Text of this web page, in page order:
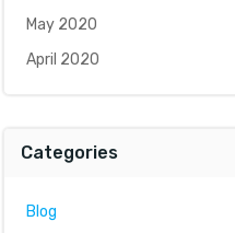
May 2020
April 2020
Categories
Blog